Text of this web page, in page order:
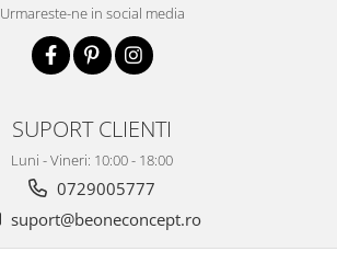
Urmareste-ne in social media
SUPORT CLIENTI
Luni - Vineri: 10:00 - 18:00
0729005777
suport@beoneconcept.ro